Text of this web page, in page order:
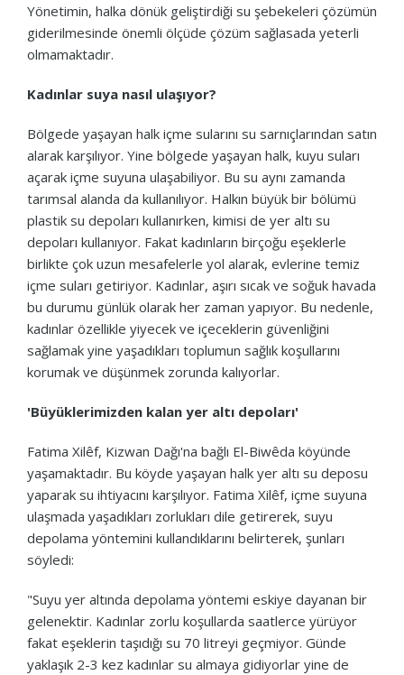
Yönetimin, halka dönük geliştirdiği su şebekeleri çözümün
giderilmesinde önemli ölçüde çözüm sağlasada yeterli
olmamaktadır.
Kadınlar suya nasıl ulaşıyor?
Bölgede yaşayan halk içme sularını su sarnıçlarından satın
alarak karşılıyor. Yine bölgede yaşayan halk, kuyu suları
açarak içme suyuna ulaşabiliyor. Bu su aynı zamanda
tarımsal alanda da kullanılıyor. Halkın büyük bir bölümü
plastik su depoları kullanırken, kimisi de yer altı su
depoları kullanıyor. Fakat kadınların birçoğu eşeklerle
birlikte çok uzun mesafelerle yol alarak, evlerine temiz
içme suları getiriyor. Kadınlar, aşırı sıcak ve soğuk havada
bu durumu günlük olarak her zaman yapıyor. Bu nedenle,
kadınlar özellikle yiyecek ve içeceklerin güvenliğini
sağlamak yine yaşadıkları toplumun sağlık koşullarını
korumak ve düşünmek zorunda kalıyorlar.
'Büyüklerimizden kalan yer altı depoları'
Fatima Xilêf, Kizwan Dağı'na bağlı El-Biwêda köyünde
yaşamaktadır. Bu köyde yaşayan halk yer altı su deposu
yaparak su ihtiyacını karşılıyor. Fatima Xilêf, içme suyuna
ulaşmada yaşadıkları zorlukları dile getirerek, suyu
depolama yöntemini kullandıklarını belirterek, şunları
söyledi:
"Suyu yer altında depolama yöntemi eskiye dayanan bir
gelenektir. Kadınlar zorlu koşullarda saatlerce yürüyor
fakat eşeklerin taşıdığı su 70 litreyi geçmiyor. Günde
yaklaşık 2-3 kez kadınlar su almaya gidiyorlar yine de